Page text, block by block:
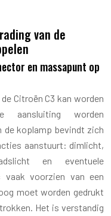
van de
en massapunt op
Citroën C3 kan worden
aansluiting worden
de koplamp bevindt zich
aanstuurt: dimlicht,
en eventuele
vaak voorzien van een
moet worden gedrukt
Het is verstandig